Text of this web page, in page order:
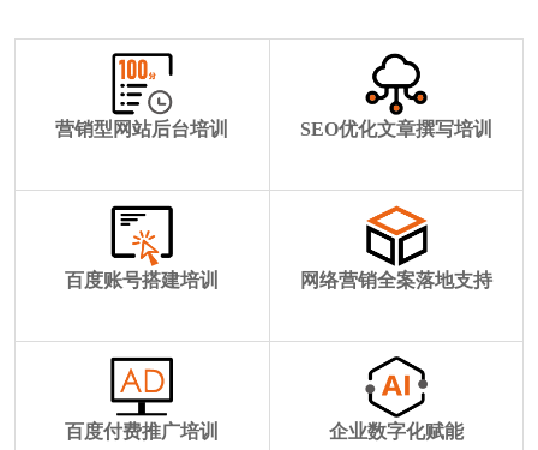
营销型网站后台培训 SEO优化文章撰写培训
百度账号搭建培训 网络营销全案落地支持
百度付费推广培训 企业数字化赋能